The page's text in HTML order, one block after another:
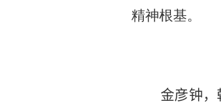
精神根基。
金彦钟，